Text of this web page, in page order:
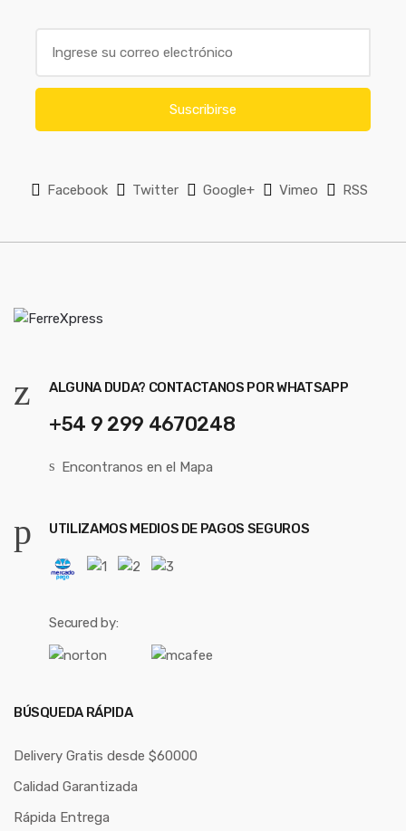
a
l
Suscribirse
Facebook Twitter Google+ Vimeo RSS
ALGUNA DUDA? CONTACTANOS POR WHATSAPP
+54 9 299 4670248
Encontranos en el Mapa
UTILIZAMOS MEDIOS DE PAGOS SEGUROS
Secured by:
BÚSQUEDA RÁPIDA
Delivery Gratis desde $60000
Calidad Garantizada
Rápida Entrega